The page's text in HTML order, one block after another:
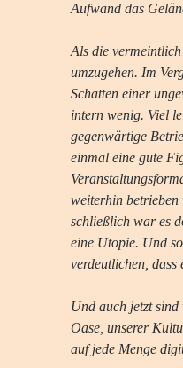
Aufwand das
Als die
umzugehen. Im
Schatten einer
intern wenig. Viel
gegenwärtige
einmal eine gute
weiterhin betrieben
schließlich war es
eine Utopie. Und
verdeutlichen,
Und auch jetzt
Oase, unserer
auf jede Menge